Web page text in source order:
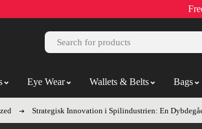
Eye Wear Wallets & Belts Bags
Strategisk Innovation i Spilindustrien: En